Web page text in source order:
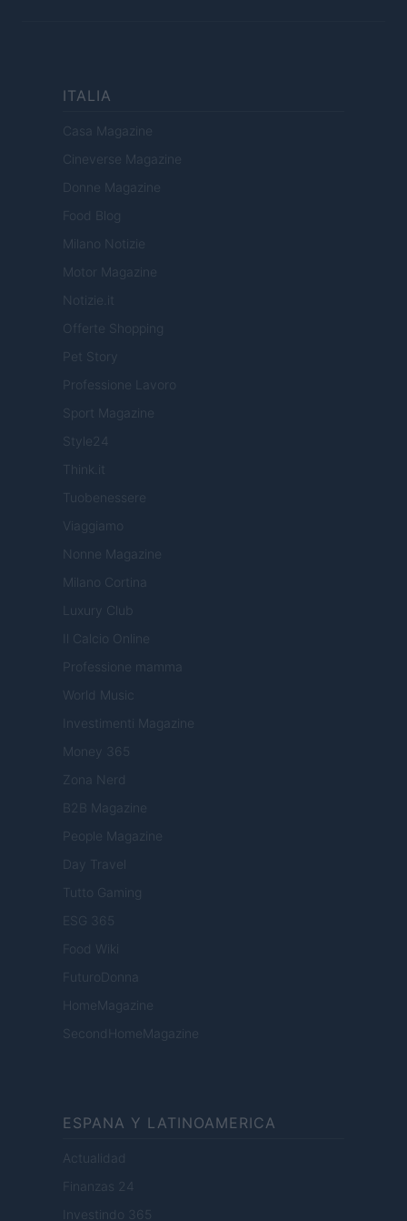
ITALIA
Casa Magazine
Cineverse Magazine
Donne Magazine
Food Blog
Milano Notizie
Motor Magazine
Notizie.it
Offerte Shopping
Pet Story
Professione Lavoro
Sport Magazine
Style24
Think.it
Tuobenessere
Viaggiamo
Nonne Magazine
Milano Cortina
Luxury Club
Il Calcio Online
Professione mamma
World Music
Investimenti Magazine
Money 365
Zona Nerd
B2B Magazine
People Magazine
Day Travel
Tutto Gaming
ESG 365
Food Wiki
FuturoDonna
HomeMagazine
SecondHomeMagazine
ESPANA Y LATINOAMERICA
Actualidad
Finanzas 24
Investindo 365